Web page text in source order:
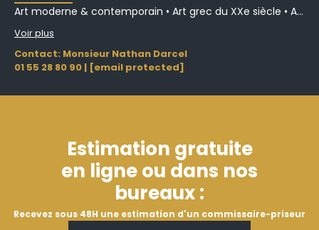
Art moderne & contemporain • Art grec du XXe siècle • A...
Voir plus
Contact: Monsieur Nathan Darcel
01 55 28 80 90 | [email protected]
Estimation gratuite
en ligne ou dans nos
bureaux :
Recevez sous 48H une estimation d'un commissaire-priseur